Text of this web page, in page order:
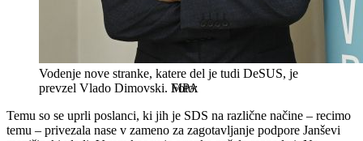
Vodenje nove stranke, katere del je tudi DeSUS, je
prevzel Vlado Dimovski. MPA
Temu so se uprli poslanci, ki jih je SDS na različne načine – recimo
temu – privezala nase v zameno za zagotavljanje podpore Janševi